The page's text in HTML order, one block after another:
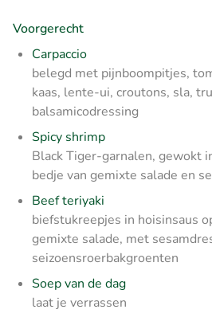
Voorgerecht
Carpaccio
belegd met pijnboompitjes,
kaas, lente-ui, croutons, sla,
balsamicodressing
Spicy shrimp
Black Tiger-garnalen, gewokt
bedje van gemixte salade en
Beef teriyaki
biefstukreepjes in hoisinsaus
gemixte salade, met
seizoensroerbakgroenten
Soep van de dag
laat je verrassen